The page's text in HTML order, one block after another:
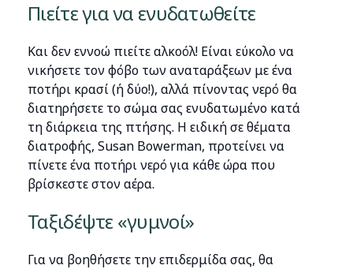
Πιείτε για να ενυδατωθείτε
Και δεν εννοώ πιείτε αλκοόλ! Είναι εύκολο να
νικήσετε τον φόβο των αναταράξεων με ένα
ποτήρι κρασί (ή δύο!), αλλά πίνοντας νερό θα
διατηρήσετε το σώμα σας ενυδατωμένο κατά
τη διάρκεια της πτήσης. Η ειδική σε θέματα
διατροφής, Susan Bowerman, προτείνει να
πίνετε ένα ποτήρι νερό για κάθε ώρα που
βρίσκεστε στον αέρα.
Ταξιδέψτε «γυμνοί»
Για να βοηθήσετε την επιδερμίδα σας, θα